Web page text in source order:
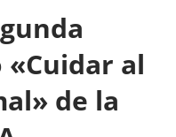
al
de la